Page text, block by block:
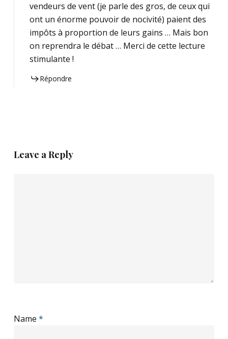
vendeurs de vent (je parle des gros, de ceux qui
ont un énorme pouvoir de nocivité) paient des
impôts à proportion de leurs gains … Mais bon
on reprendra le débat … Merci de cette lecture
stimulante !
Répondre
Leave a Reply
Name *